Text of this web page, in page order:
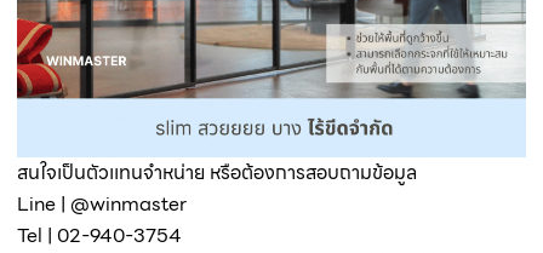
สนใจเป็นตัวเเทนจำหน่าย หรือต้องการสอบถามข้อมูล
Line | @winmaster
Tel | 02-940-3754